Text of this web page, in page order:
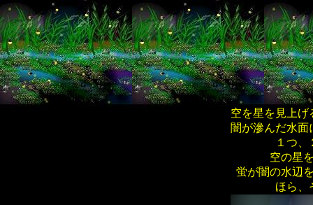
空を星を見上げ
闇が滲んだ水面
１つ
空の星
蛍が闇の水辺
ほら、